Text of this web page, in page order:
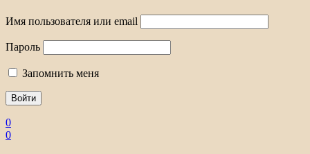
Имя пользователя или email
Пароль
Запомнить меня
0
0